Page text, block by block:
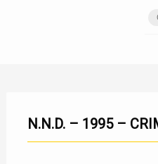
N.N.D. – 1995 –